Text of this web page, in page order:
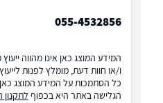
055-4532856
המידע המוצג כאן אינו מהווה
ו/או חוות דעת, מומלץ לפנות
כל הסתמכות על המידע המוצג
הגלישה באתר היא בכפוף